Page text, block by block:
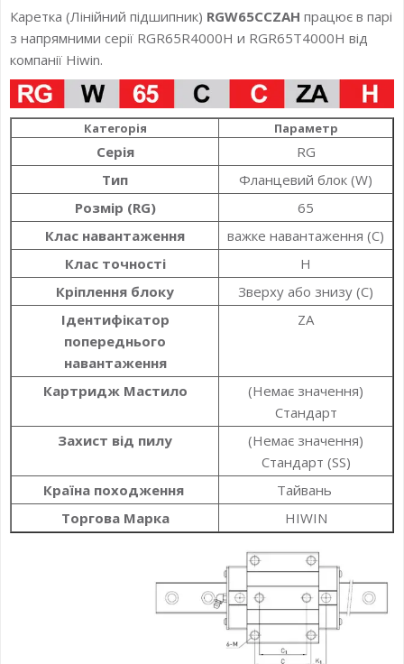
Каретка (Лінійний підшипник) RGW65CCZAH працює в парі
з напрямними серії RGR65R4000H и RGR65T4000H від
компанії Hiwin.
Категорія Параметр
Серія
RG
Тип
Фланцевий блок (W)
Розмір (RG)
65
Клас навантаження
важке навантаження (C)
Клас точності
H
Кріплення блоку
Зверху або знизу (C)
Ідентифікатор
попереднього
навантаження
ZA
Картридж Мастило
(Немає значення)
Стандарт
Захист від пилу
(Немає значення)
Стандарт (SS)
Країна походження
Тайвань
Торгова Марка
HIWIN